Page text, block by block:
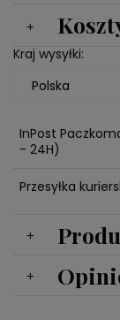
Cena nie
Kraj wysyłki:
InPost
- 24H)
Przesyłka